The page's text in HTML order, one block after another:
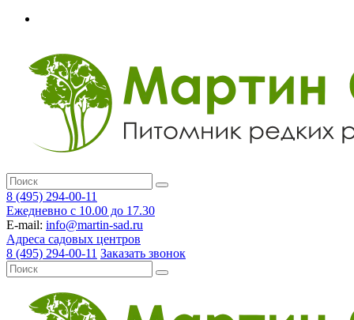
8 (495) 294-00-11
Ежедневно с 10.00 до 17.30
E-mail: info@martin-sad.ru
Адреса садовых центров
8 (495) 294-00-11 Заказать звонок